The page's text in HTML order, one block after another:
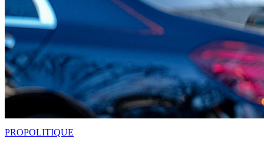
PROPOLITIQUE